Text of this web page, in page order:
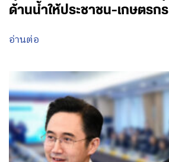
ด้านน้ำให้ประชาชน-เกษตรกร
อ่านต่อ